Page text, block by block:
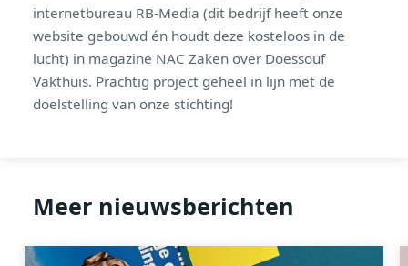
internetbureau RB-Media (dit bedrijf heeft onze
website gebouwd én houdt deze kosteloos in de
lucht) in magazine NAC Zaken over Doessouf
Vakthuis. Prachtig project geheel in lijn met de
doelstelling van onze stichting!
Meer nieuwsberichten